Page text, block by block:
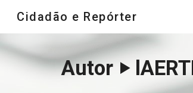
Cidadão e Repórter
Autor ‣